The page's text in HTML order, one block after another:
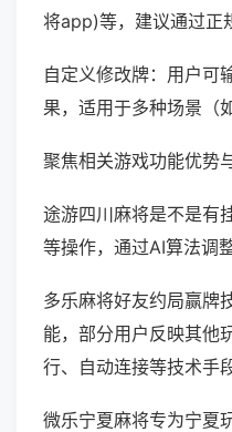
将app)等，建议通过正
自定义修改牌：用户可
果，适用于多种场景（
聚焦相关游戏功能优势
途游四川麻将是不是有
等操作，通过AI算法调
多乐麻将好友约局赢牌
能，部分用户反映其他
行、自动连接等技术手
微乐宁夏麻将专为宁夏